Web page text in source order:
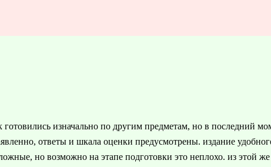
изначально по другим предметам, но в последний
ответы и шкала оценки предусмотрены. издание
но возможно на этапе подготовки это неплохо. из этой